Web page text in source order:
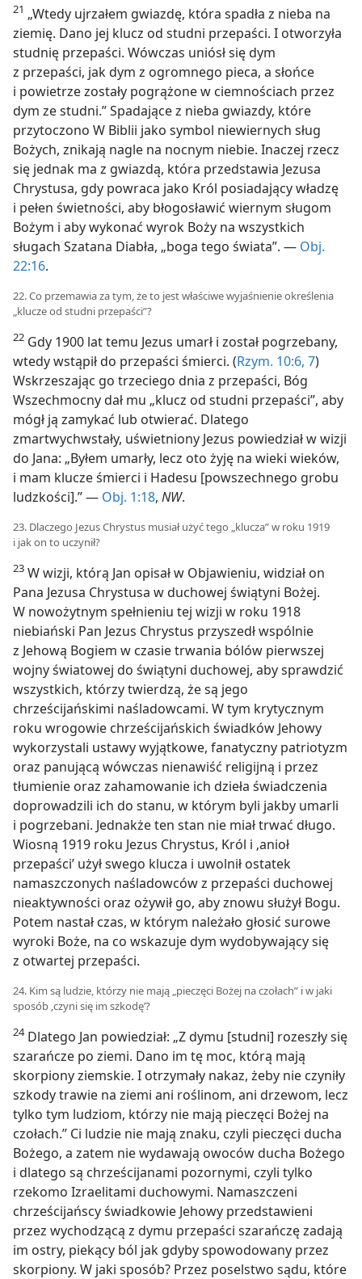
21 „Wtedy ujrzałem gwiazdę, która spadła z nieba na
ziemię. Dano jej klucz od studni przepaści. I otworzyła
studnię przepaści. Wówczas uniósł się dym
z przepaści, jak dym z ogromnego pieca, a słońce
i powietrze zostały pogrążone w ciemnościach przez
dym ze studni.” Spadające z nieba gwiazdy, które
przytoczono W Biblii jako symbol niewiernych sług
Bożych, znikają nagle na nocnym niebie. Inaczej rzecz
się jednak ma z gwiazdą, która przedstawia Jezusa
Chrystusa, gdy powraca jako Król posiadający władzę
i pełen świetności, aby błogosławić wiernym sługom
Bożym i aby wykonać wyrok Boży na wszystkich
sługach Szatana Diabła, „boga tego świata”. — Obj.
22:16.
22. Co przemawia za tym, że to jest właściwe wyjaśnienie określenia
„klucze od studni przepaści”?
22 Gdy 1900 lat temu Jezus umarł i został pogrzebany,
wtedy wstąpił do przepaści śmierci. (Rzym. 10:6, 7)
Wskrzeszając go trzeciego dnia z przepaści, Bóg
Wszechmocny dał mu „klucz od studni przepaści”, aby
mógł ją zamykać lub otwierać. Dlatego
zmartwychwstały, uświetniony Jezus powiedział w wizji
do Jana: „Byłem umarły, lecz oto żyję na wieki wieków,
i mam klucze śmierci i Hadesu [powszechnego grobu
ludzkości].” — Obj. 1:18, NW.
23. Dlaczego Jezus Chrystus musiał użyć tego „klucza” w roku 1919
i jak on to uczynił?
23 W wizji, którą Jan opisał w Objawieniu, widział on
Pana Jezusa Chrystusa w duchowej świątyni Bożej.
W nowożytnym spełnieniu tej wizji w roku 1918
niebiański Pan Jezus Chrystus przyszedł wspólnie
z Jehową Bogiem w czasie trwania bólów pierwszej
wojny światowej do świątyni duchowej, aby sprawdzić
wszystkich, którzy twierdzą, że są jego
chrześcijańskimi naśladowcami. W tym krytycznym
roku wrogowie chrześcijańskich świadków Jehowy
wykorzystali ustawy wyjątkowe, fanatyczny patriotyzm
oraz panującą wówczas nienawiść religijną i przez
tłumienie oraz zahamowanie ich dzieła świadczenia
doprowadzili ich do stanu, w którym byli jakby umarli
i pogrzebani. Jednakże ten stan nie miał trwać długo.
Wiosną 1919 roku Jezus Chrystus, Król i ‚anioł
przepaści’ użył swego klucza i uwolnił ostatek
namaszczonych naśladowców z przepaści duchowej
nieaktywności oraz ożywił go, aby znowu służył Bogu.
Potem nastał czas, w którym należało głosić surowe
wyroki Boże, na co wskazuje dym wydobywający się
z otwartej przepaści.
24. Kim są ludzie, którzy nie mają „pieczęci Bożej na czołach” i w jaki
sposób ‚czyni się im szkodę’?
24Dlatego Jan powiedział: „Z dymu [studni] rozeszły się
szarańcze po ziemi. Dano im tę moc, którą mają
skorpiony ziemskie. I otrzymały nakaz, żeby nie czyniły
szkody trawie na ziemi ani roślinom, ani drzewom, lecz
tylko tym ludziom, którzy nie mają pieczęci Bożej na
czołach.” Ci ludzie nie mają znaku, czyli pieczęci ducha
Bożego, a zatem nie wydawają owoców ducha Bożego
i dlatego są chrześcijanami pozornymi, czyli tylko
rzekomo Izraelitami duchowymi. Namaszczeni
chrześcijańscy świadkowie Jehowy przedstawieni
przez wychodzącą z dymu przepaści szarańczę zadają
im ostry, piekący ból jak gdyby spowodowany przez
skorpiony. W jaki sposób? Przez poselstwo sądu, które